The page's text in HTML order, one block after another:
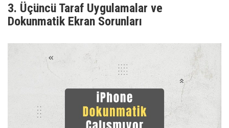
3. Üçüncü Taraf Uygulamalar ve
Dokunmatik Ekran Sorunları